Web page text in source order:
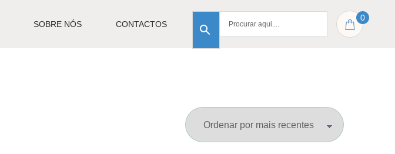
SOBRE NÓS CONTACTOS
0